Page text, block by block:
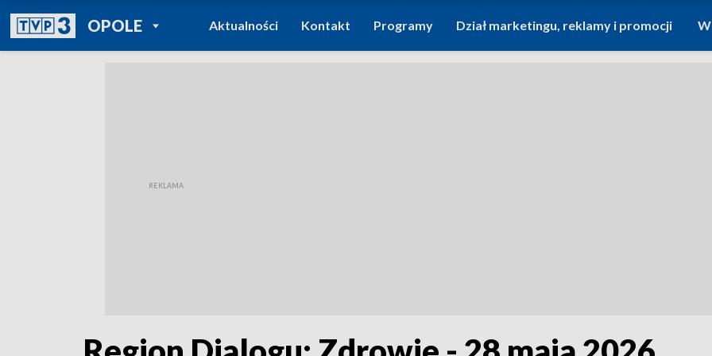
OPOLEPOWRÓT DO
TVP REGIONY
Aktualności Kontakt Programy Dział marketingu, reklamy i promocji